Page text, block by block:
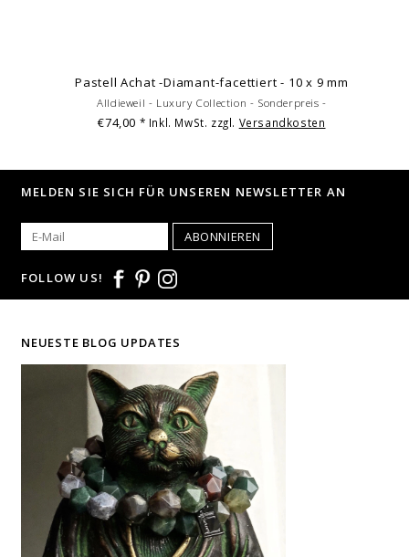
Pastell Achat -Diamant-facettiert - 10 x 9 mm
Alldieweil - Luxury Collection - Sonderpreis -
€74,00 * Inkl. MwSt. zzgl. Versandkosten
MELDEN SIE SICH FÜR UNSEREN NEWSLETTER AN
ABONNIEREN
FOLLOW US!
NEUESTE BLOG UPDATES